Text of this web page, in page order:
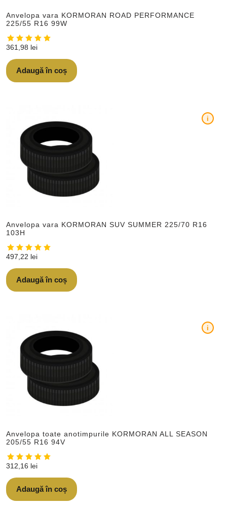
Anvelopa vara KORMORAN ROAD PERFORMANCE
225/55 R16 99W
361,98 lei
Adaugă în coș
Anvelopa vara KORMORAN SUV SUMMER 225/70 R16
103H
i
497,22 lei
Adaugă în coș
Anvelopa toate anotimpurile KORMORAN ALL SEASON
205/55 R16 94V
i
312,16 lei
Adaugă în coș